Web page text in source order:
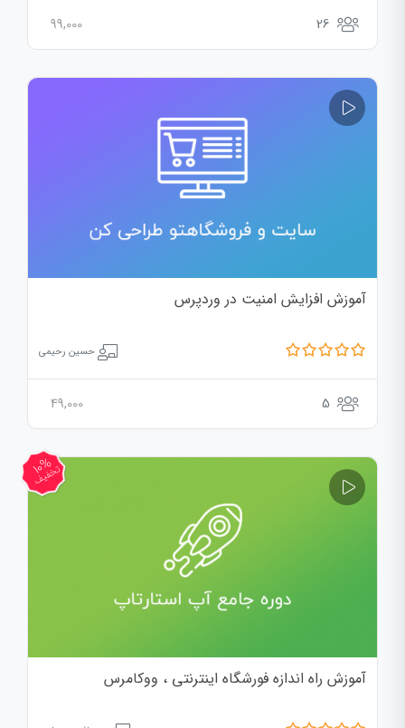
26
99,000
آموزش افزایش امنیت در وردپرس
حسین رحیمی
5
49,000
10%
تخفیف
آموزش راه اندازه فورشگاه اینترنتی ، ووکامرس